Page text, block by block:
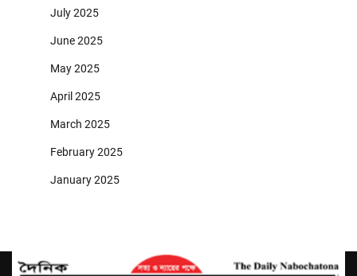
July 2025
June 2025
May 2025
April 2025
March 2025
February 2025
January 2025